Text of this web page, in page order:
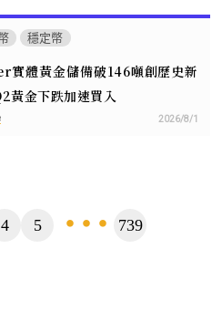
穩定幣
實體黃金儲備破146噸創歷史新
黃金下跌加速買入
2026/8/1
4 5 ... 739